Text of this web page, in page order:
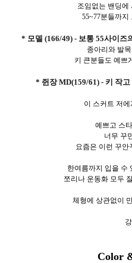
조임없는 밴딩에
55~77분들까지
* 모델 (166/49) - 보통 55사이즈
종아리와 발
키 큰분들도 예쁘
* 쥔장 MD(159/61) - 키 작
이 스커트 저
예쁘고 스
너무 꾸
요즘은 이런 꾸안
한여름까지 입을 수
쪼리나 운동화 모두
체형에 상관없이
Color